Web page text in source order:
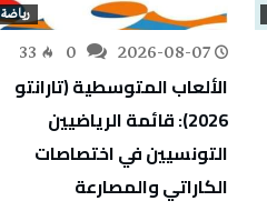
رياضة
2026-08-07
33
الألعاب المتوسطية (تارانتو
2026): قائمة الرياضيين
التونسيين في اختصاصات
الكاراتي والمصارعة